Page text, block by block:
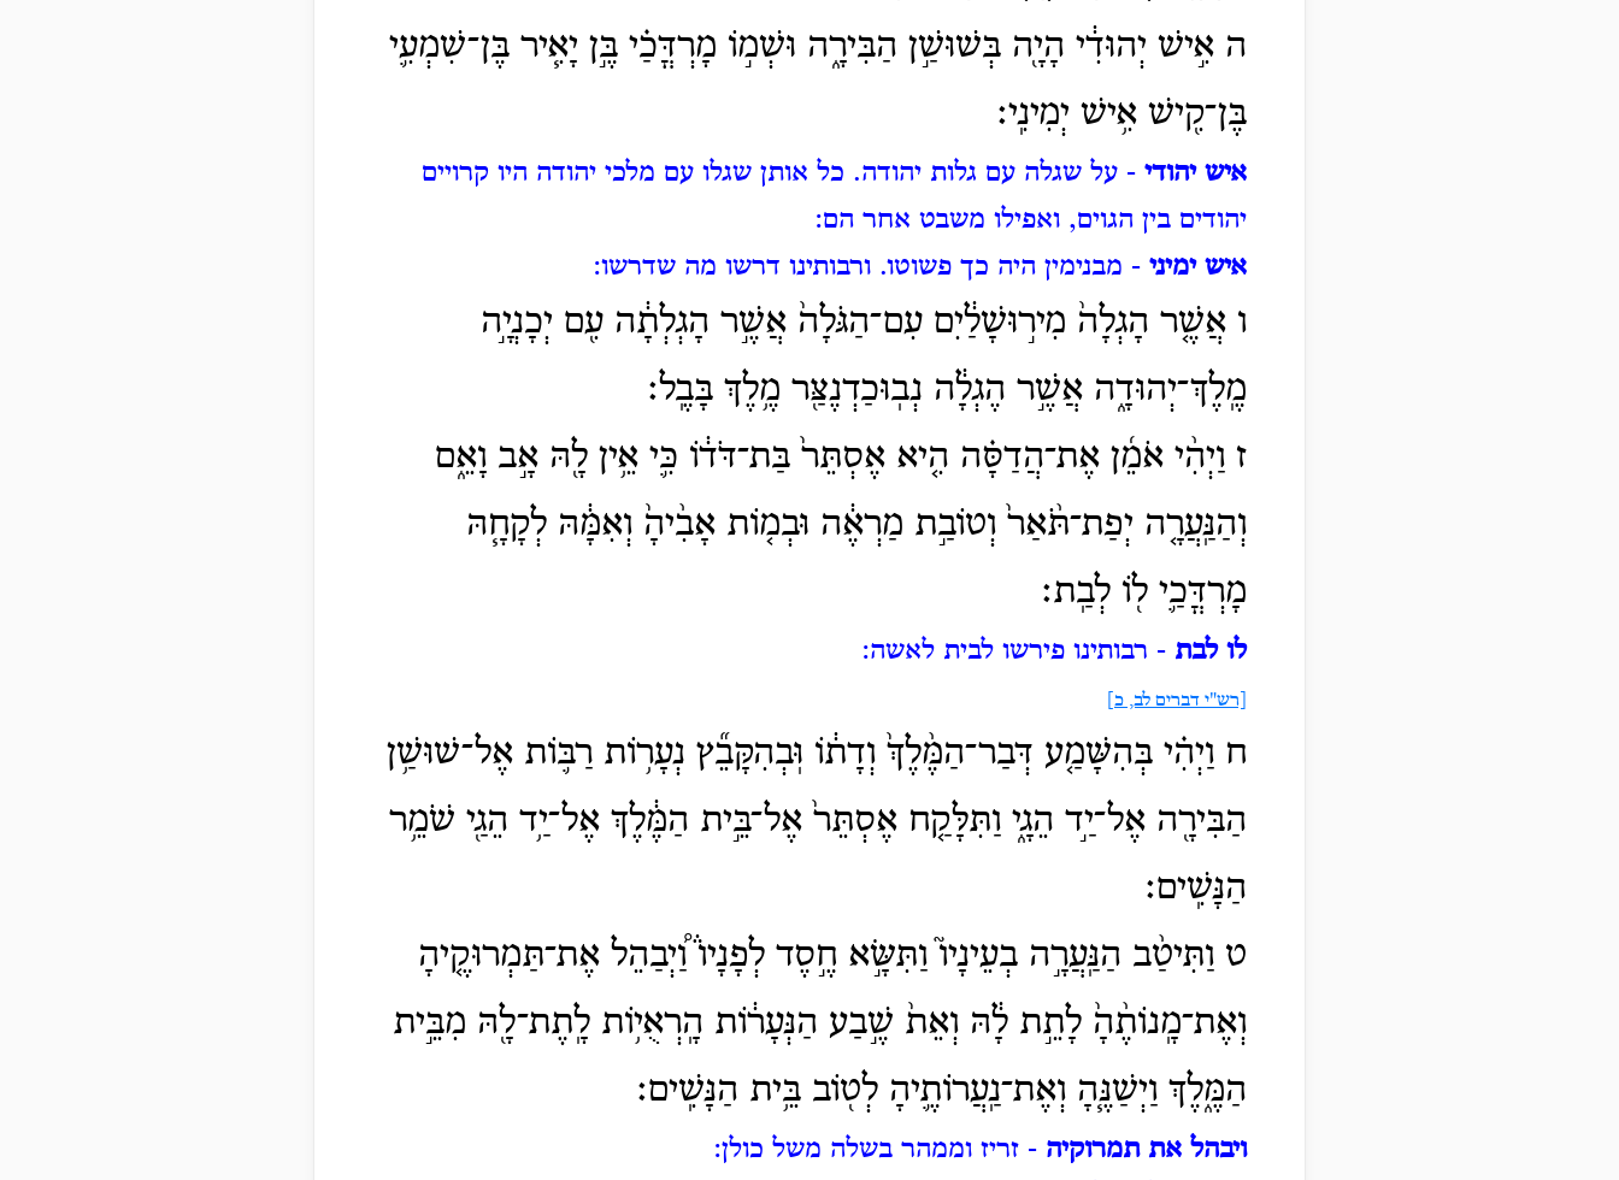
ה אִ֣ישׁ יְהוּדִ֔י הָיָ֖ה בְּשׁוּשַׁ֣ן הַבִּירָ֑ה וּשְׁמ֣וֹ מָרְדֳּכַ֗י בֶּ֣ן יָאִ֧יר בֶּן־שִׁמְעִ֛י
בֶּן־קִ֖ישׁ אִ֥ישׁ יְמִינִֽי׃
איש יהודי - על שגלה עם גלות יהודה. כל אותן שגלו עם מלכי יהודה היו קרויים
יהודים בין הגוים, ואפילו משבט אחר הם:
איש ימיני - מבנימין היה כך פשוטו. ורבותינו דרשו מה שדרשו:
ו אֲשֶׁ֤ר הָגְלָה֙ מִיר֣וּשָׁלַ֔יִם עִם־הַגֹּלָה֙ אֲשֶׁ֣ר הָגְלְתָ֔ה עִ֖ם יְכָנְיָ֣ה
מֶֽלֶךְ־יְהוּדָ֑ה אֲשֶׁ֣ר הֶגְלָ֔ה נְבֽוּכַדְנֶצַּ֖ר מֶ֥לֶךְ בָּבֶֽל׃
ז וַיְהִ֨י אֹמֵ֜ן אֶת־הֲדַסָּ֗ה הִ֤יא אֶסְתֵּר֙ בַּת־דֹּד֔וֹ כִּ֛י אֵ֥ין לָ֖הּ אָ֣ב וָאֵ֑ם
וְהַנַּֽעֲרָ֤ה יְפַת־תֹּ֨אַר֙ וְטוֹבַ֣ת מַרְאֶ֔ה וּבְמ֤וֹת אָבִ֨יהָ֙ וְאִמָּ֔הּ לְקָחָ֧הּ
מָרְדֳּכַ֛י ל֖וֹ לְבַֽת׃
לו לבת - רבותינו פירשו לבית לאשה:
[רש"י דברים לב, כ]
ח וַיְהִ֗י בְּהִשָּׁמַ֤ע דְּבַר־הַמֶּ֨לֶךְ֙ וְדָת֔וֹ וּֽבְהִקָּבֵ֞ץ נְעָר֥וֹת רַבּ֛וֹת אֶל־שׁוּשַׁ֥ן
הַבִּירָ֖ה אֶל־יַ֣ד הֵגָ֑י וַתִּלָּקַ֤ח אֶסְתֵּר֙ אֶל־בֵּ֣ית הַמֶּ֔לֶךְ אֶל־יַ֥ד הֵגַ֖י שֹׁמֵ֥ר
הַנָּשִֽׁים׃
ט וַתִּיטַ֨ב הַנַּֽעֲרָ֣ה בְעֵינָיו֮ וַתִּשָּׂ֣א חֶ֣סֶד לְפָנָיו֒ וַ֠יְבַהֵל אֶת־תַּמְרוּקֶ֤יהָ
וְאֶת־מָֽנוֹתֶ֨הָ֙ לָתֵ֣ת לָ֔הּ וְאֵת֙ שֶׁ֣בַע הַנְּעָר֔וֹת הָֽרְאֻי֥וֹת לָֽתֶת־לָ֖הּ מִבֵּ֣ית
הַמֶּ֑לֶךְ וַיְשַׁנֶּ֧הָ וְאֶת־נַֽעֲרוֹתֶ֛יהָ לְט֖וֹב בֵּ֥ית הַנָּשִֽׁים׃
ויבהל את תמרוקיה - זריז וממהר בשלה משל כולן: